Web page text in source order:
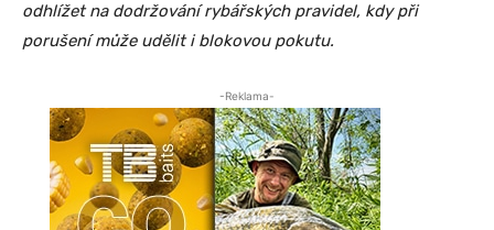
odhlížet na dodržování rybářských pravidel, kdy při
porušení může udělit i blokovou pokutu.
-Reklama-